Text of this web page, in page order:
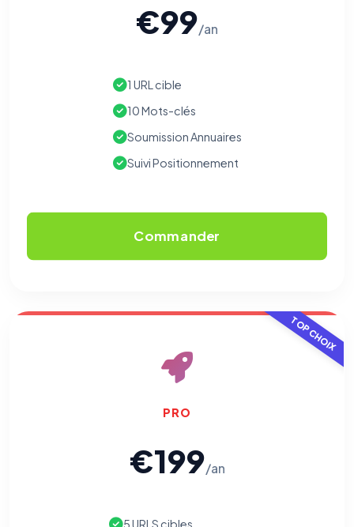
€99/an
1 URL cible
10 Mots-clés
Soumission Annuaires
Suivi Positionnement
Commander
TOP CHOIX
PRO
€199/an
5 URLS cibles
Cookies essentiels TOUJOURS ACTIF
Nécessaires au fonctionnement du site : session, sécurité,